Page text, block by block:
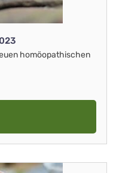
homöopathischen